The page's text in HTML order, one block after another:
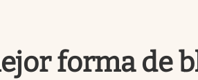
forma de